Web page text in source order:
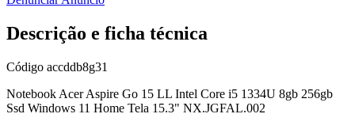
Descrição e ficha técnica
Código accddb8g31
Notebook Acer Aspire Go 15 LL Intel Core i5 1334U 8gb 256gb
Ssd Windows 11 Home Tela 15.3" NX.JGFAL.002